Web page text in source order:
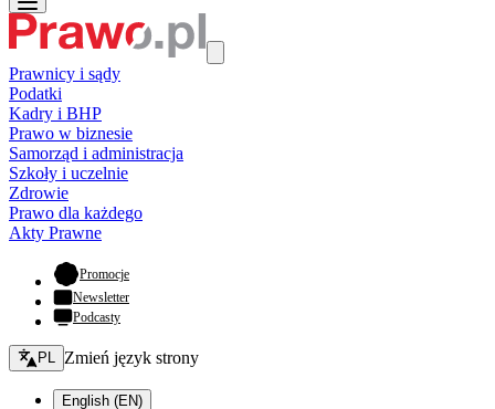
Prawnicy i sądy
Podatki
Kadry i BHP
Prawo w biznesie
Samorząd i administracja
Szkoły i uczelnie
Zdrowie
Prawo dla każdego
Akty Prawne
Promocje- otwiera się w nowej karcie
Newsletter
Podcasty
Zmień język - bieżący:
PL Zmień język strony
English (EN)